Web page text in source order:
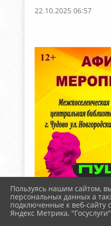
22.10.2025 06:57
Пользуясь нашим сайтом,
персональных данных а
подключенные к веб-сайту
Яндекс Метрика,